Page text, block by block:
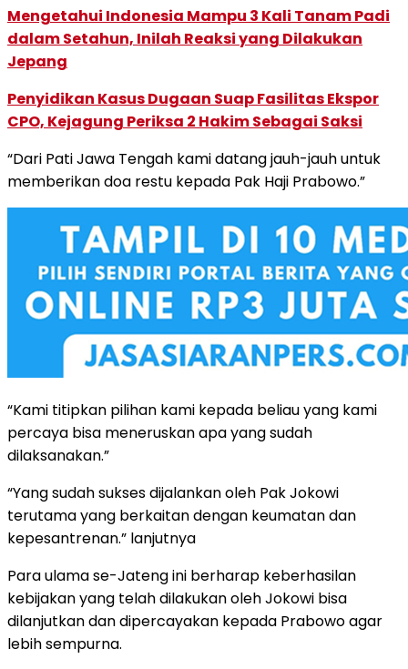
Mengetahui Indonesia Mampu 3 Kali Tanam Padi
dalam Setahun, Inilah Reaksi yang Dilakukan
Jepang
Penyidikan Kasus Dugaan Suap Fasilitas Ekspor
CPO, Kejagung Periksa 2 Hakim Sebagai Saksi
“Dari Pati Jawa Tengah kami datang jauh-jauh untuk
memberikan doa restu kepada Pak Haji Prabowo.”
“Kami titipkan pilihan kami kepada beliau yang kami
percaya bisa meneruskan apa yang sudah
dilaksanakan.”
“Yang sudah sukses dijalankan oleh Pak Jokowi
terutama yang berkaitan dengan keumatan dan
kepesantrenan.” lanjutnya
Para ulama se-Jateng ini berharap keberhasilan
kebijakan yang telah dilakukan oleh Jokowi bisa
dilanjutkan dan dipercayakan kepada Prabowo agar
lebih sempurna.